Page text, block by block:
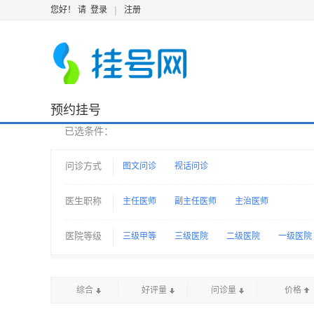
您好！ 请 登录 | 注册
预约挂号
已选条件：
问诊方式 图文问诊 视话问诊
医生职称 主任医师 副主任医师 主治医师
医院等级 三级甲等 三级医院 二级医院 一级医院
综合 好评量 问诊量 价格